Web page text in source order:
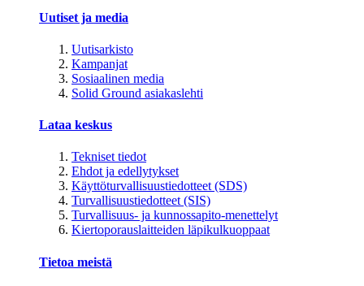
Uutiset ja media
Uutisarkisto
Kampanjat
Sosiaalinen media
Solid Ground asiakaslehti
Lataa keskus
Tekniset tiedot
Ehdot ja edellytykset
Käyttöturvallisuustiedotteet (SDS)
Turvallisuustiedotteet (SIS)
Turvallisuus- ja kunnossapito-menettelyt
Kiertoporauslaitteiden läpikulkuoppaat
Tietoa meistä